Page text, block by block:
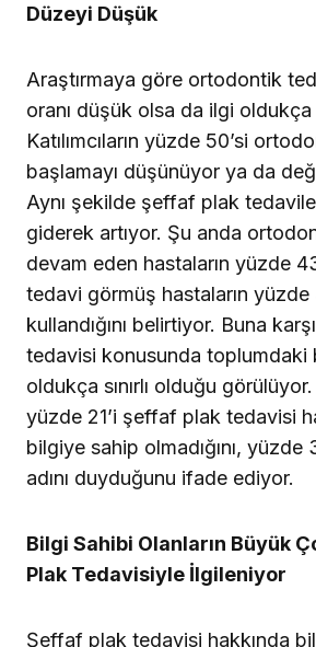
Düzeyi Düşük
Araştırmaya göre ortodontik
oranı düşük olsa da ilgi
Katılımcıların yüzde 50’si
başlamayı düşünüyor ya da
Aynı şekilde şeffaf plak
giderek artıyor. Şu anda
devam eden hastaların yüzde
tedavi görmüş hastaların
kullandığını belirtiyor. Buna
tedavisi konusunda toplumdaki
oldukça sınırlı olduğu görülüyor.
yüzde 21’i şeffaf plak tedavisi
bilgiye sahip olmadığını, yüzde
adını duyduğunu ifade ediyor.
Bilgi Sahibi Olanların Büyük
Plak Tedavisiyle İlgileniyor
Şeffaf plak tedavisi hakkında